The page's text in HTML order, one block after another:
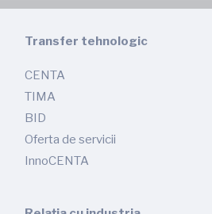
Transfer tehnologic
CENTA
TIMA
BID
Oferta de servicii
InnoCENTA